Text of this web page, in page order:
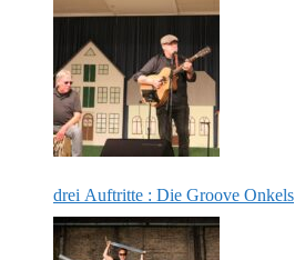
drei Auftritte : Die Groove Onkels